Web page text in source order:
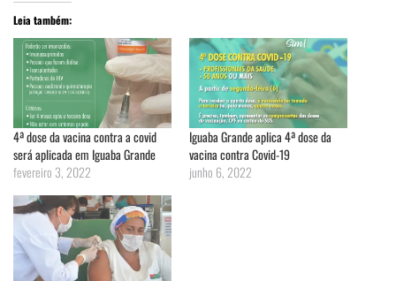
Leia também:
4ª dose da vacina contra a covid
será aplicada em Iguaba Grande
fevereiro 3, 2022
Iguaba Grande aplica 4ª dose da
vacina contra Covid-19
junho 6, 2022